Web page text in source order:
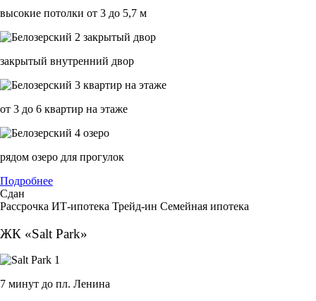
высокие потолки от 3 до 5,7 м
закрытый внутренний двор
от 3 до 6 квартир на этаже
рядом озеро для прогулок
Подробнее
Сдан
Рассрочка ИТ-ипотека Трейд-ин Семейная ипотека
ЖК «Salt Park»
7 минут до пл. Ленина